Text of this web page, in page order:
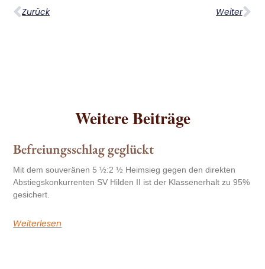
Zurück Weiter
Weitere Beiträge
Befreiungsschlag geglückt
Mit dem souveränen 5 ½:2 ½ Heimsieg gegen den direkten
Abstiegskonkurrenten SV Hilden II ist der Klassenerhalt zu 95%
gesichert.
Weiterlesen